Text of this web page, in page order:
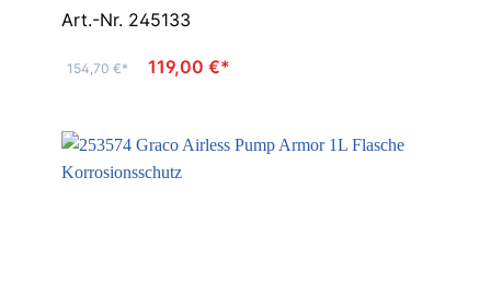
Art.-Nr. 245133
154,70 €* 119,00 €*